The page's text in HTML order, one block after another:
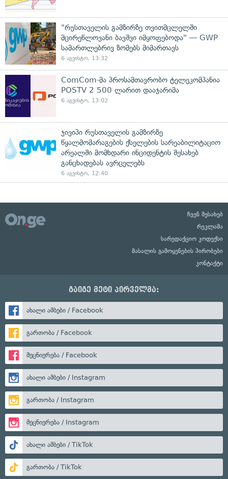
"რუსთაველის გამზირზე თვითმცლელში
მცირეწლოვანი ბავშვი იმყოფებოდა" — GWP
სამართლებრივ ზომებს მიმართავს
6 აგვისტო, 13:32
ComCom-მა პროსამთავრობო ტელეკომპანია
POSTV 2 500 ლარით დააჯარიმა
6 აგვისტო, 13:02
ჯივიპი რუსთაველის გამზირზე
წყალმომარაგების ქსელების სარეაბილიტაციო
არეალში მომხდარი ინციდენტის შესახებ
განცხადებას ავრცელებს
6 აგვისტო, 12:40
ჩვენ შესახებ
რეკლამა
სარედაქციო კოდექსი
მასალის გამოყენების პირობები
კონტაქტი
გაიგე მეტი პირველმა:
ახალი ამბები / Facebook
გართობა / Facebook
მეცნიერება / Facebook
ახალი ამბები / Instagram
გართობა / Instagram
მეცნიერება / Instagram
ახალი ამბები / TikTok
გართობა / TikTok